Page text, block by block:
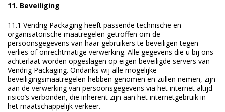
11. Beveiliging
11.1 Vendrig Packaging heeft passende technische en
organisatorische maatregelen getroffen om de
persoonsgegevens van haar gebruikers te beveiligen tegen
verlies of onrechtmatige verwerking. Alle gegevens die u bij ons
achterlaat worden opgeslagen op eigen beveiligde servers van
Vendrig Packaging. Ondanks wij alle mogelijke
beveiligingsmaatregelen hebben genomen en zullen nemen, zijn
aan de verwerking van persoonsgegevens via het internet altijd
risico’s verbonden, die inherent zijn aan het internetgebruik in
het maatschappelijk verkeer.